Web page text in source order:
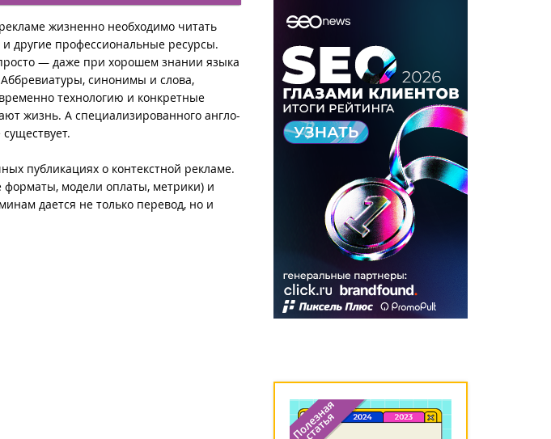
жизненно необходимо читать
другие профессиональные ресурсы.
— даже при хорошем знании языка
Аббревиатуры, синонимы и слова,
технологию и конкретные
жизнь. А специализированного англо-
публикациях о контекстной рекламе.
модели оплаты, метрики) и
дается не только перевод, но и